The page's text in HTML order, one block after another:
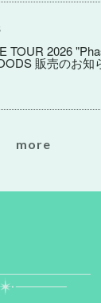
TOUR 2026
販売のお知
more